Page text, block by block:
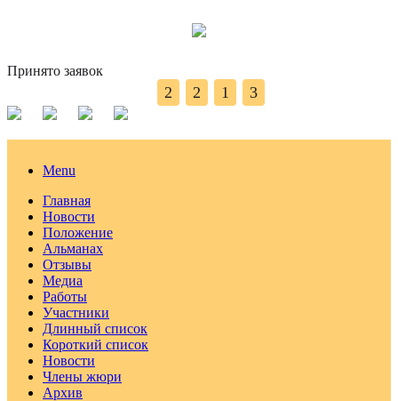
Принято заявок
2 2 1 3
Menu
Главная
Новости
Положение
Альманах
Отзывы
Медиа
Работы
Участники
Длинный список
Короткий список
Новости
Члены жюри
Архив